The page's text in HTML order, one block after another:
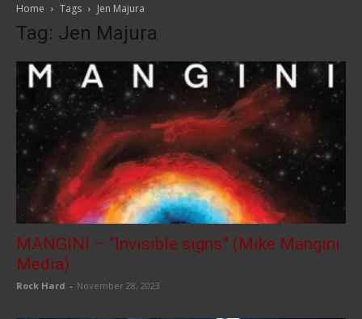
Home Tags Jen Majura
Tag: Jen Majura
MANGINI – “Invisible signs” (Mike Mangini
Media)
Rock Hard - November 28, 2023